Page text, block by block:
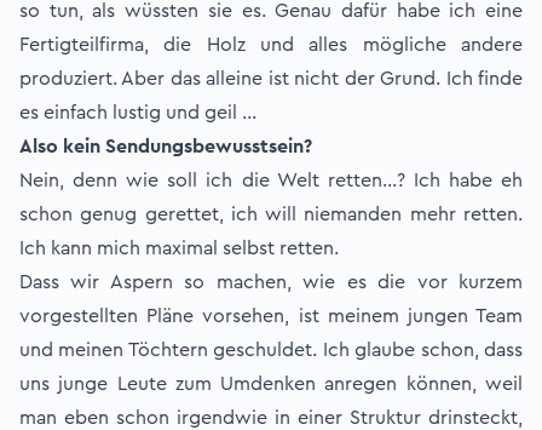
so tun, als wüssten sie es. Genau dafür habe ich eine
Fertigteilfirma, die Holz und alles mögliche andere
produziert. Aber das alleine ist nicht der Grund. Ich finde
es einfach lustig und geil …
Also kein Sendungsbewusstsein?
Nein, denn wie soll ich die Welt retten…? Ich habe eh
schon genug gerettet, ich will niemanden mehr retten.
Ich kann mich maximal selbst retten.
Dass wir Aspern so machen, wie es die vor kurzem
vorgestellten Pläne vorsehen, ist meinem jungen Team
und meinen Töchtern geschuldet. Ich glaube schon, dass
uns junge Leute zum Umdenken anregen können, weil
man eben schon irgendwie in einer Struktur drinsteckt,